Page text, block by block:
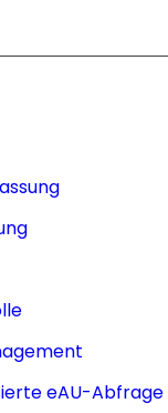
eAU-Abfrage